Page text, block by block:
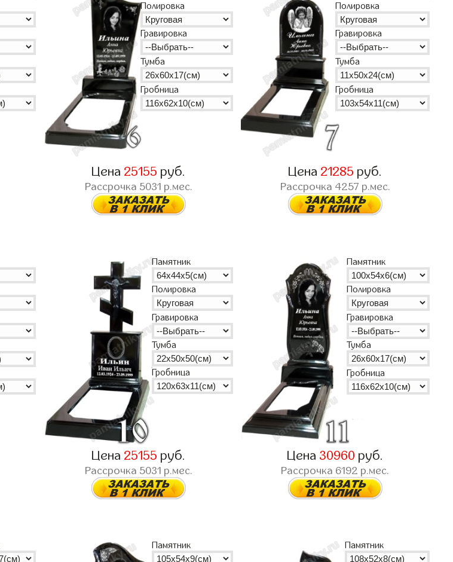
Полировка
Гравировка
Тумба
Гробница
Цена 25155 руб.
Рассрочка 5031 р.мес.
Полировка
Гравировка
Тумба
Гробница
Цена 21285 руб.
Рассрочка 4257 р.мес.
Памятник
Полировка
Гравировка
Тумба
Гробница
Цена 25155 руб.
Рассрочка 5031 р.мес.
Памятник
Полировка
Гравировка
Тумба
Гробница
Цена 30960 руб.
Рассрочка 6192 р.мес.
Памятник Памятник